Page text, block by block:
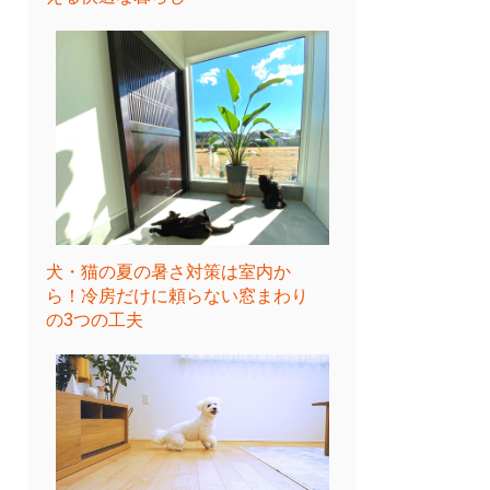
犬・猫の夏の暑さ対策は室内か
ら！冷房だけに頼らない窓まわり
の3つの工夫